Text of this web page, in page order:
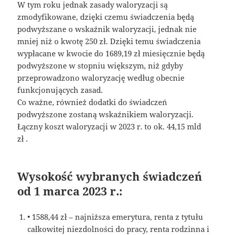
W tym roku jednak zasady waloryzacji są
zmodyfikowane, dzięki czemu świadczenia będą
podwyższane o wskaźnik waloryzacji, jednak nie
mniej niż o kwotę 250 zł. Dzięki temu świadczenia
wypłacane w kwocie do 1689,19 zł miesięcznie będą
podwyższone w stopniu większym, niż gdyby
przeprowadzono waloryzację według obecnie
funkcjonujących zasad.
Co ważne, również dodatki do świadczeń
podwyższone zostaną wskaźnikiem waloryzacji.
Łączny koszt waloryzacji w 2023 r. to ok. 44,15 mld
zł .
Wysokość wybranych świadczeń
od 1 marca 2023 r.:
• 1588,44 zł – najniższa emerytura, renta z tytułu
całkowitej niezdolności do pracy, renta rodzinna i